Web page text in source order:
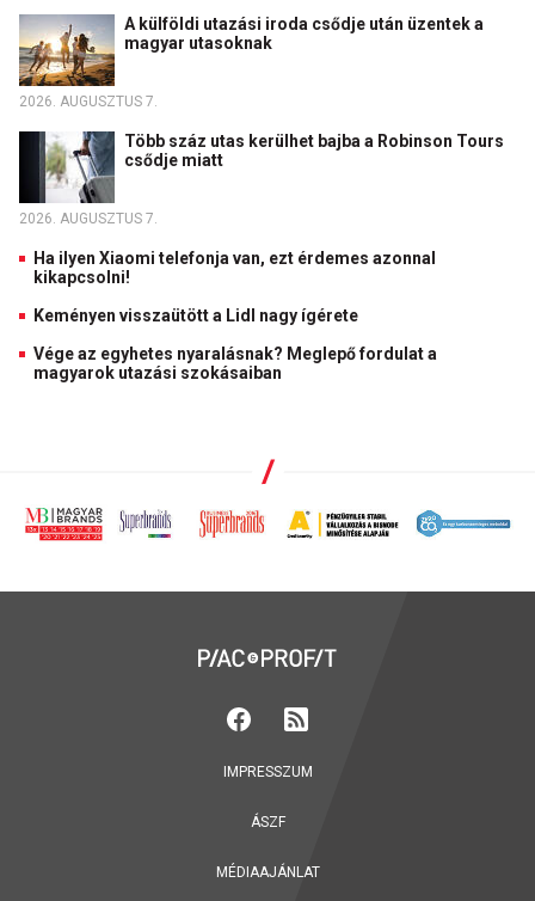
A külföldi utazási iroda csődje után üzentek a
magyar utasoknak
2026. AUGUSZTUS 7.
Több száz utas kerülhet bajba a Robinson Tours
csődje miatt
2026. AUGUSZTUS 7.
Ha ilyen Xiaomi telefonja van, ezt érdemes azonnal
kikapcsolni!
Keményen visszaütött a Lidl nagy ígérete
Vége az egyhetes nyaralásnak? Meglepő fordulat a
magyarok utazási szokásaiban
IMPRESSZUM
ÁSZF
MÉDIAAJÁNLAT